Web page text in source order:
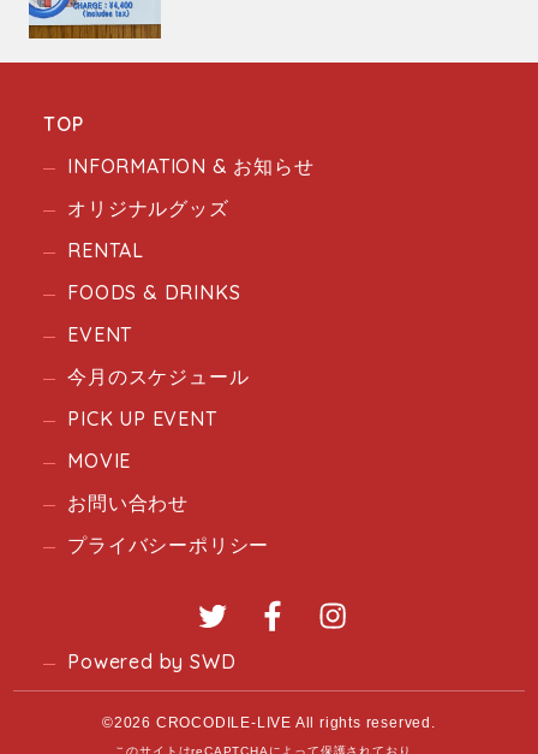
TOP
INFORMATION & お知らせ
オリジナルグッズ
RENTAL
FOODS & DRINKS
EVENT
今月のスケジュール
PICK UP EVENT
MOVIE
お問い合わせ
プライバシーポリシー
Twitter Facebook
Powered by SWD
©2026 CROCODILE-LIVE All rights reserved.